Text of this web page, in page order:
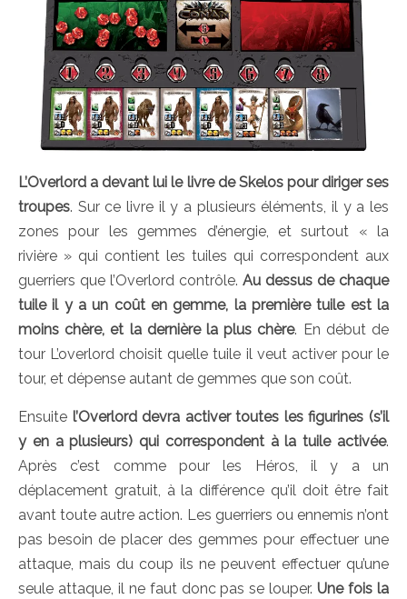
L’Overlord a devant lui le livre de Skelos pour diriger ses
troupes. Sur ce livre il y a plusieurs éléments, il y a les
zones pour les gemmes d’énergie, et surtout « la
rivière » qui contient les tuiles qui correspondent aux
guerriers que l’Overlord contrôle. Au dessus de chaque
tuile il y a un coût en gemme, la première tuile est la
moins chère, et la dernière la plus chère. En début de
tour L’overlord choisit quelle tuile il veut activer pour le
tour, et dépense autant de gemmes que son coût.
Ensuite l’Overlord devra activer toutes les figurines (s’il
y en a plusieurs) qui correspondent à la tuile activée.
Après c’est comme pour les Héros, il y a un
déplacement gratuit, à la différence qu’il doit être fait
avant toute autre action. Les guerriers ou ennemis n’ont
pas besoin de placer des gemmes pour effectuer une
attaque, mais du coup ils ne peuvent effectuer qu’une
seule attaque, il ne faut donc pas se louper.Une fois la